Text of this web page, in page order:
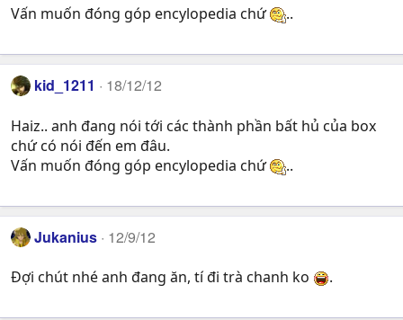
Vấn muốn đóng góp encylopedia chứ
..
kid_1211 18/12/12
Haiz.. anh đang nói tới các thành phần bất hủ của box
chứ có nói đến em đâu.
Vấn muốn đóng góp encylopedia chứ
..
Jukanius 12/9/12
Đợi chút nhé anh đang ăn, tí đi trà chanh ko .